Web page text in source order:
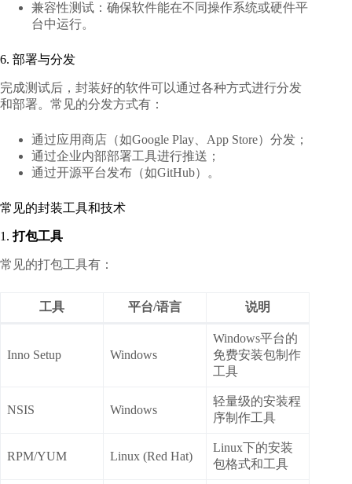
兼容性测试：确保软件能在不同操作系统或硬件平
台中运行。
6. 部署与分发
完成测试后，封装好的软件可以通过各种方式进行分发
和部署。常见的分发方式有：
通过应用商店（如Google Play、App Store）分发；
通过企业内部部署工具进行推送；
通过开源平台发布（如GitHub）。
常见的封装工具和技术
1.打包工具
常见的打包工具有：
工具 平台/语言 说明
Inno Setup Windows
Windows平台的
免费安装包制作
工具
NSIS Windows
轻量级的安装程
序制作工具
RPM/YUM Linux (Red Hat)
Linux下的安装
包格式和工具